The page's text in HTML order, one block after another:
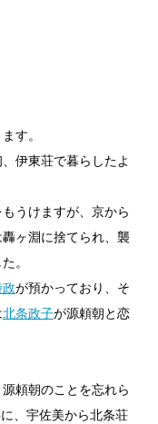
す。
伊東荘で暮らしたよ
うけますが、京から
ヶ淵に捨てられ、襲
。
が預かっており、そ
北条政子が源頼朝と恋
頼朝のことを忘れら
、宇佐美から北条荘